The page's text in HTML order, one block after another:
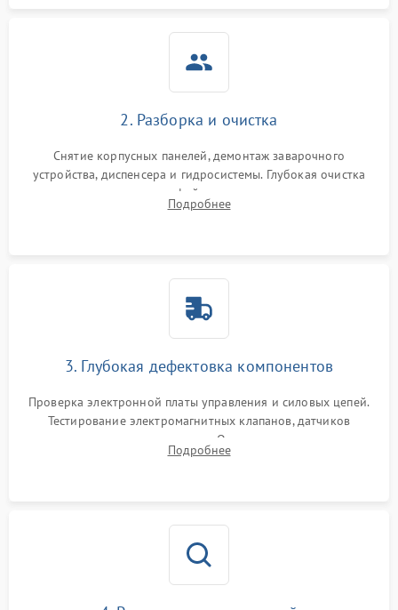
2. Разборка и очистка
Снятие корпусных панелей, демонтаж заварочного
устройства, диспенсера и гидросистемы. Глубокая очистка
внутренних узлов от кофейных масел, жмыха и накипи.
Промывка дренажных каналов и фильтров с использованием
Подробнее
3. Глубокая дефектовка компонентов
Проверка электронной платы управления и силовых цепей.
Тестирование электромагнитных клапанов, датчиков
температуры и расходомера. Оценка степени износа
жерновов кофемолки, уплотнительных колец гидросистемы
Подробнее